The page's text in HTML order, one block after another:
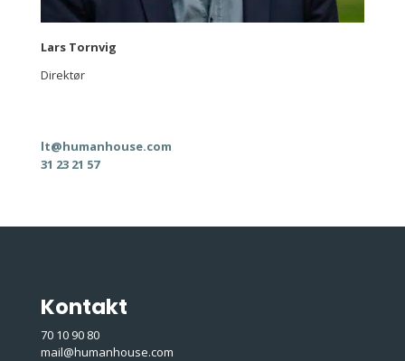
Lars Tornvig
Direktør
lt@humanhouse.com
31 23 21 57
Kontakt
70 10 90 80
mail@humanhouse.com